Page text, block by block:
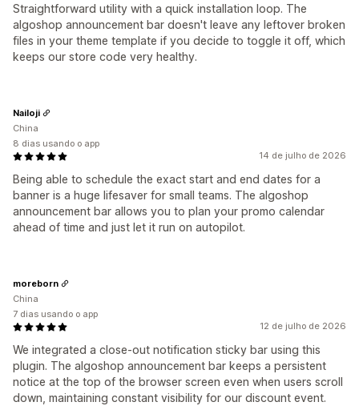
Straightforward utility with a quick installation loop. The
algoshop announcement bar doesn't leave any leftover broken
files in your theme template if you decide to toggle it off, which
keeps our store code very healthy.
14 de julho de 2026
Being able to schedule the exact start and end dates for a
banner is a huge lifesaver for small teams. The algoshop
announcement bar allows you to plan your promo calendar
ahead of time and just let it run on autopilot.
Nailoji
China
8 dias usando o app
12 de julho de 2026
We integrated a close-out notification sticky bar using this
plugin. The algoshop announcement bar keeps a persistent
notice at the top of the browser screen even when users scroll
down, maintaining constant visibility for our discount event.
moreborn
China
7 dias usando o app